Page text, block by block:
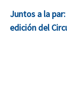
Juntos a la
edición del